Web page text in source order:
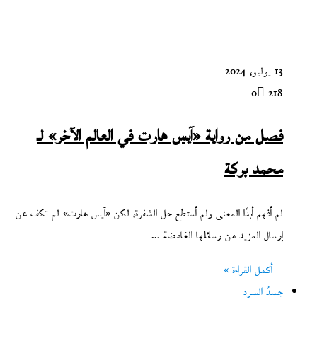
13 يوليو، 2024
0 218
فصل من رواية «آيس هارت في العالم الآخر» لـ
محمد بركة
لم أفهم أبدًا المعنى ولم أستطع حل الشفرة، لكن «آيس هارت» لم تكف عن
إرسال المزيد من رسائلها الغامضة ...
أكمل القراءة »
جسدُ السرد